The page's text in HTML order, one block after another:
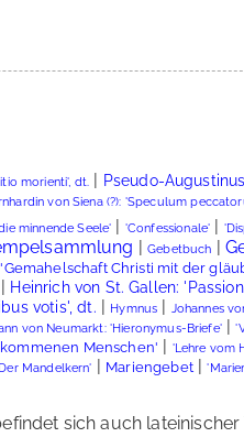
morienti', dt. | Pseudo-
von Siena (?): 'Speculum
minnende Seele' | 'Confessionale' |
|Gebetbuch |
'Gemahelschaft Christi mit der
Heinrich von St. Gallen:
votis', dt. | Hymnus | Johannes
von Neumarkt: 'Hieronymus-Briefe'|
Menschen' | 'Lehre vom
Mandelkern' | Mariengebet|
sich auch lateinischer